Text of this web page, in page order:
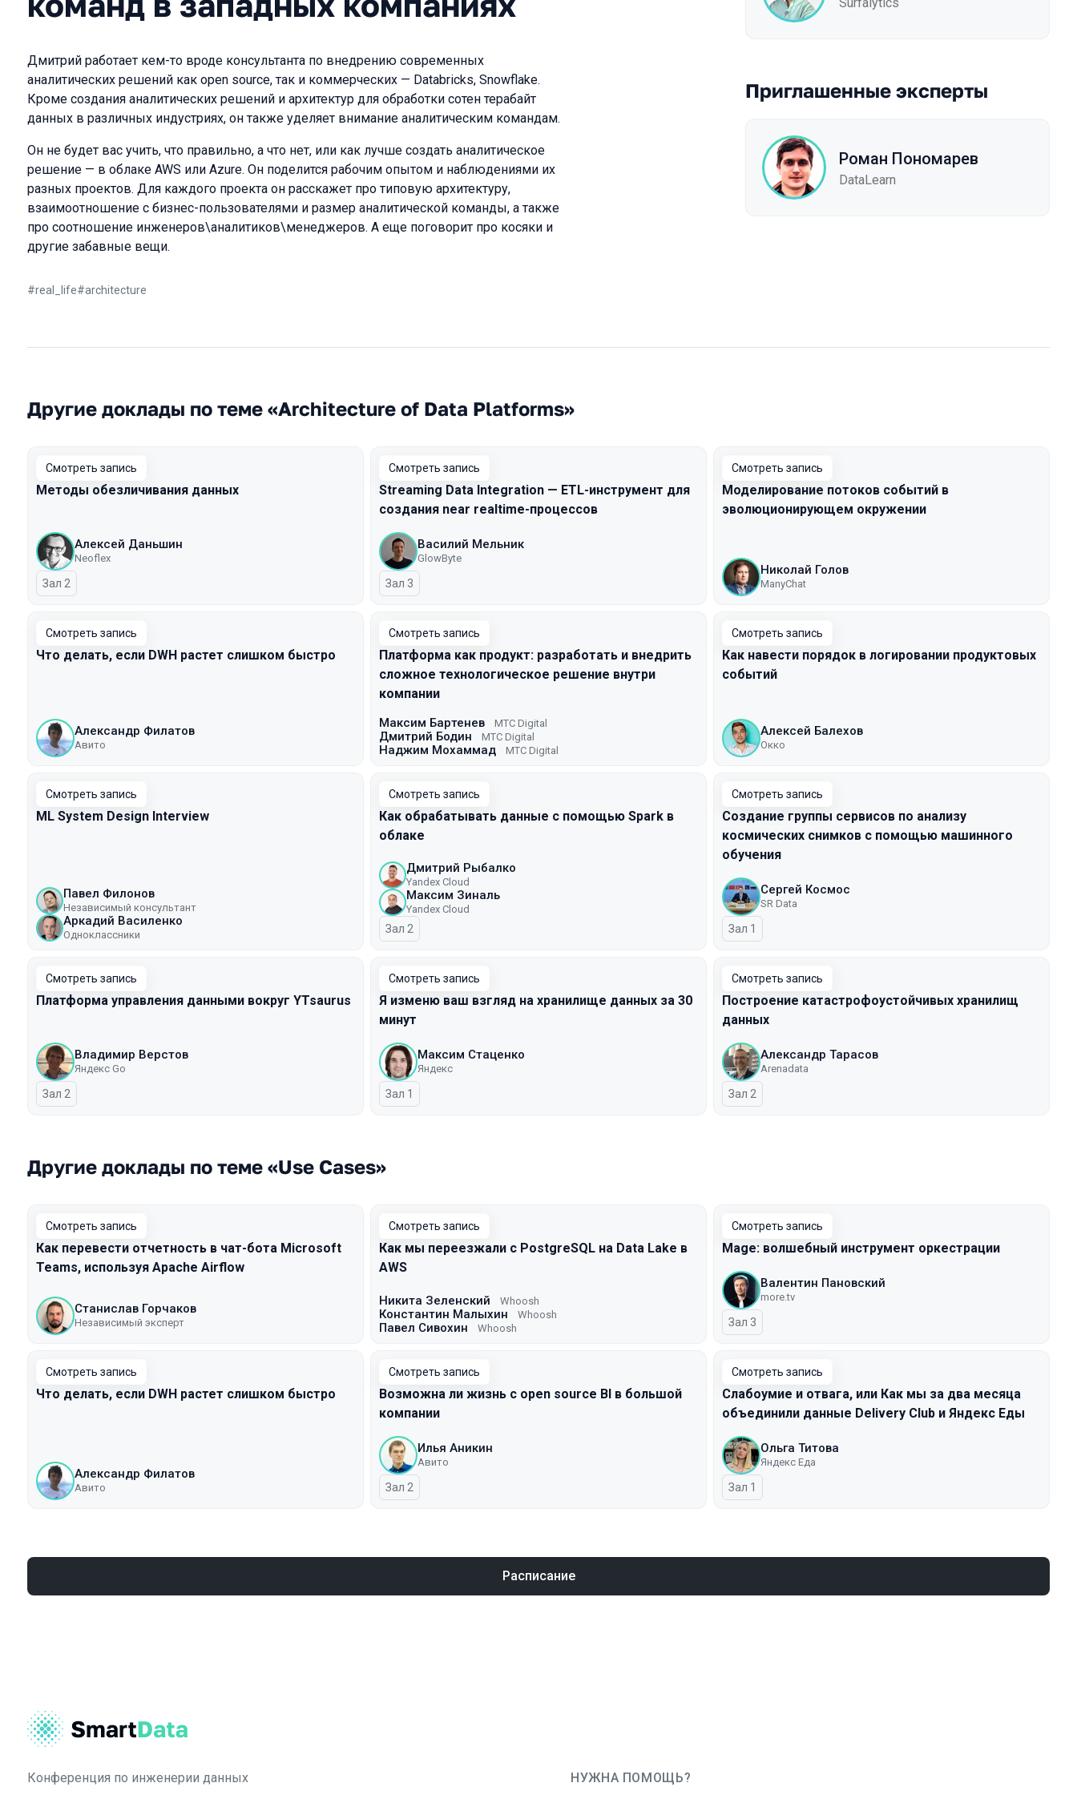
Дмитрий работает кем-то вроде консультанта по внедрению современных
аналитических решений как open source, так и коммерческих — Databricks, Snowflake.
Кроме создания аналитических решений и архитектур для обработки сотен терабайт
данных в различных индустриях, он также уделяет внимание аналитическим командам.
Он не будет вас учить, что правильно, а что нет, или как лучше создать аналитическое
решение — в облаке AWS или Azure. Он поделится рабочим опытом и наблюдениями их
разных проектов. Для каждого проекта он расскажет про типовую архитектуру,
взаимоотношение с бизнес-пользователями и размер аналитической команды, а также
про соотношение инженеров\аналитиков\менеджеров. А еще поговорит про косяки и
другие забавные вещи.
#real_life#architecture
Приглашенные эксперты
Роман Пономарев
DataLearn
Другие доклады по теме «Architecture of Data Platforms»
Смотреть запись
Методы обезличивания данных
Алексей Даньшин
Neoflex
Зал 2
Смотреть запись
Streaming Data Integration — ETL-инструмент для
создания near realtime-процессов
Василий Мельник
GlowByte
Зал 3
Смотреть запись
Моделирование потоков событий в
эволюционирующем окружении
Николай Голов
ManyChat
Смотреть запись
Что делать, если DWH растет слишком быстро
Александр Филатов
Авито
Смотреть запись
Платформа как продукт: разработать и внедрить
сложное технологическое решение внутри
компании
Максим Бартенев МТС Digital
Дмитрий Бодин МТС Digital
Наджим Мохаммад МТС Digital
Смотреть запись
Как навести порядок в логировании продуктовых
событий
Алексей Балехов
Окко
Смотреть запись
ML System Design Interview
Павел Филонов
Независимый консультант
Аркадий Василенко
Одноклассники
Смотреть запись
Как обрабатывать данные с помощью Spark в
облаке
Дмитрий Рыбалко
Yandex Cloud
Максим Зиналь
Yandex Cloud
Зал 2
Смотреть запись
Создание группы сервисов по анализу
космических снимков с помощью машинного
обучения
Сергей Космос
SR Data
Зал 1
Смотреть запись
Платформа управления данными вокруг YTsaurus
Владимир Верстов
Яндекс Go
Зал 2
Смотреть запись
Я изменю ваш взгляд на хранилище данных за 30
минут
Максим Стаценко
Яндекс
Зал 1
Смотреть запись
Построение катастрофоустойчивых хранилищ
данных
Александр Тарасов
Arenadata
Зал 2
Другие доклады по теме «Use Cases»
Смотреть запись
Как перевести отчетность в чат-бота Microsoft
Teams, используя Apache Airflow
Станислав Горчаков
Независимый эксперт
Смотреть запись
Как мы переезжали с PostgreSQL на Data Lake в
AWS
Никита Зеленский Whoosh
Константин Малыхин Whoosh
Павел Сивохин Whoosh
Смотреть запись
Mage: волшебный инструмент оркестрации
Валентин Пановский
more.tv
Зал 3
Смотреть запись
Что делать, если DWH растет слишком быстро
Александр Филатов
Авито
Смотреть запись
Возможна ли жизнь с open source BI в большой
компании
Илья Аникин
Авито
Зал 2
Смотреть запись
Слабоумие и отвага, или Как мы за два месяца
объединили данные Delivery Club и Яндекс Еды
Ольга Титова
Яндекс Еда
Зал 1
Расписание
Конференция по инженерии данных
НУЖНА ПОМОЩЬ?